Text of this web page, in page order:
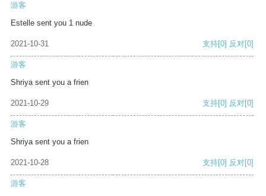
游客
Estelle sent you 1 nude
2021-10-31 支持[0] 反对[0]
游客
Shriya sent you a frien
2021-10-29 支持[0] 反对[0]
游客
Shriya sent you a frien
2021-10-28 支持[0] 反对[0]
游客